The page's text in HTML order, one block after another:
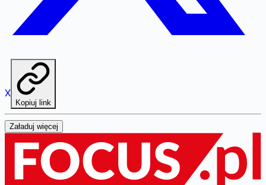
X
Kopiuj link
Załaduj więcej